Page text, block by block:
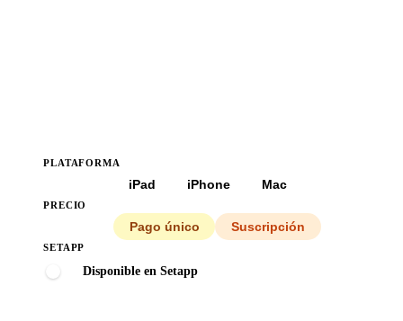
PLATAFORMA
iPad iPhone Mac
PRECIO
Pago único Suscripción
SETAPP
Disponible en Setapp